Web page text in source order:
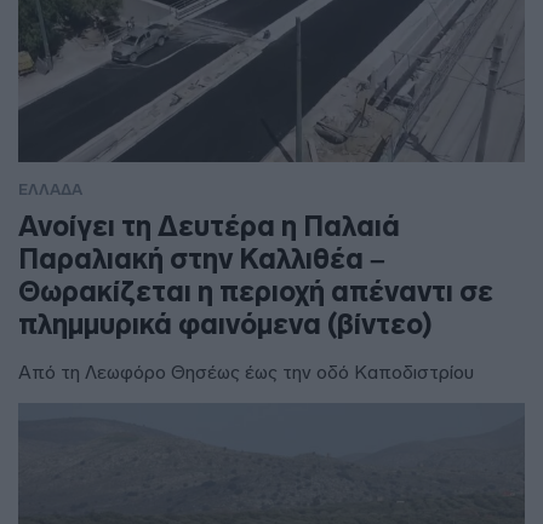
ΕΛΛΑΔΑ
Ανοίγει τη Δευτέρα η Παλαιά
Παραλιακή στην Καλλιθέα –
Θωρακίζεται η περιοχή απέναντι σε
πλημμυρικά φαινόμενα (βίντεο)
Από τη Λεωφόρο Θησέως έως την οδό Καποδιστρίου